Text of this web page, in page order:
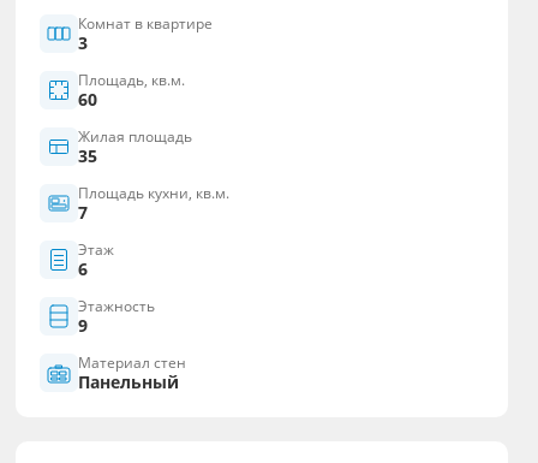
Комнат в квартире
3
Площадь, кв.м.
60
Жилая площадь
35
Площадь кухни, кв.м.
7
Этаж
6
Этажность
9
Материал стен
Панельный